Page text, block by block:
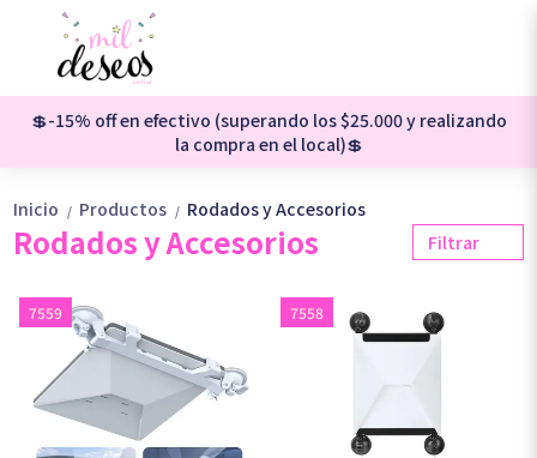
💲-15% off en efectivo (superando los $25.000 y realizando
la compra en el local)💲
Inicio / Productos / Rodados y Accesorios
Rodados y Accesorios Filtrar
7559 7558